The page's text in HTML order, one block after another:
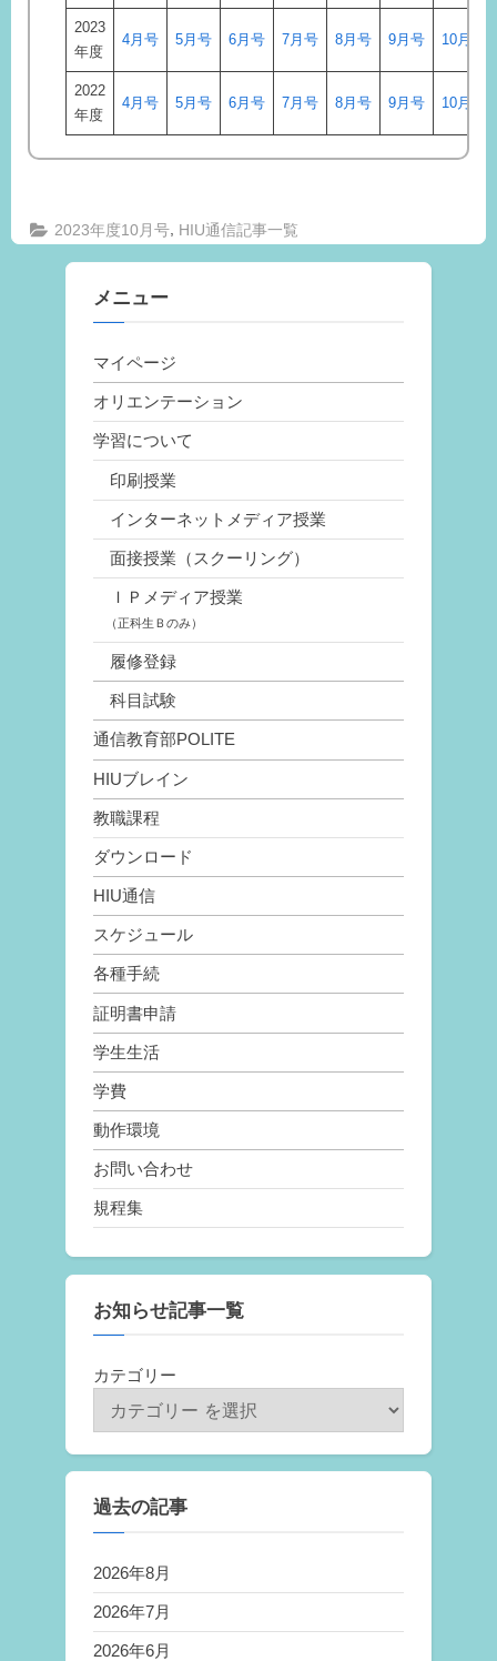
2023
年度
4月号 5月号 6月号 7月号 8月号 9月号 10月号
2022
年度
4月号 5月号 6月号 7月号 8月号 9月号 10月号
2023年度10月号, HIU通信記事一覧
メニュー
マイページ
オリエンテーション
学習について
印刷授業
インターネットメディア授業
面接授業（スクーリング）
ＩＰメディア授業
（正科生Ｂのみ）
履修登録
科目試験
通信教育部POLITE
HIUブレイン
教職課程
ダウンロード
HIU通信
スケジュール
各種手続
証明書申請
学生生活
学費
動作環境
お問い合わせ
規程集
お知らせ記事一覧
カテゴリー
過去の記事
2026年8月
2026年7月
2026年6月